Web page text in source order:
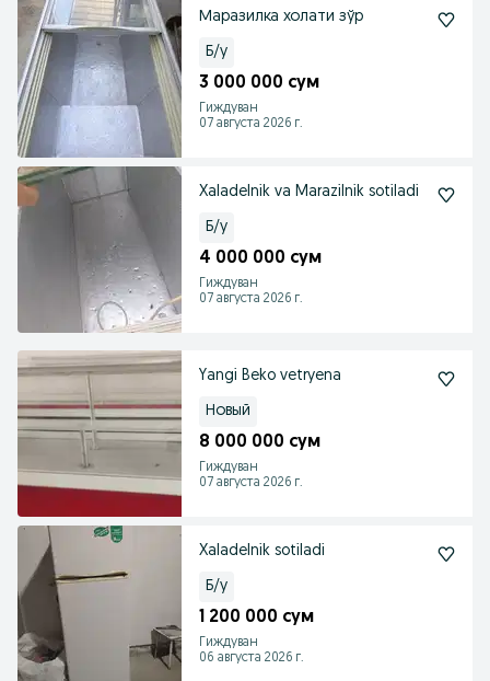
Маразилка холати зўр
Б/у
3 000 000 сум
Гиждуван
07 августа 2026 г.
Xaladelnik va Marazilnik sotiladi
Б/у
4 000 000 сум
Гиждуван
07 августа 2026 г.
Yangi Beko vetryena
Новый
8 000 000 сум
Гиждуван
07 августа 2026 г.
Xaladelnik sotiladi
Б/у
1 200 000 сум
Гиждуван
06 августа 2026 г.